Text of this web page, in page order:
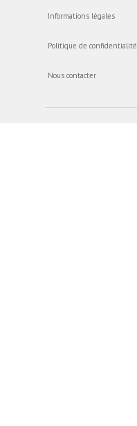
Informations légales
Politique de confidentialité
Nous contacter